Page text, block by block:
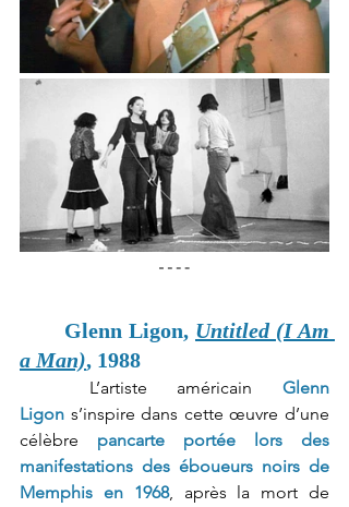
Glenn Ligon, Untitled (I Am
a Man), 1988
	L’artiste américain
Glenn
Ligon s’inspire dans cette œuvre d’une
célèbre
pancarte portée lors des
manifestations des éboueurs noirs de
Memphis en 1968